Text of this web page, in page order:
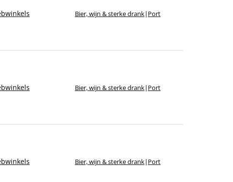
Bier, wijn & sterke drank| Port
Bier, wijn & sterke drank| Port
Bier, wijn & sterke drank| Port